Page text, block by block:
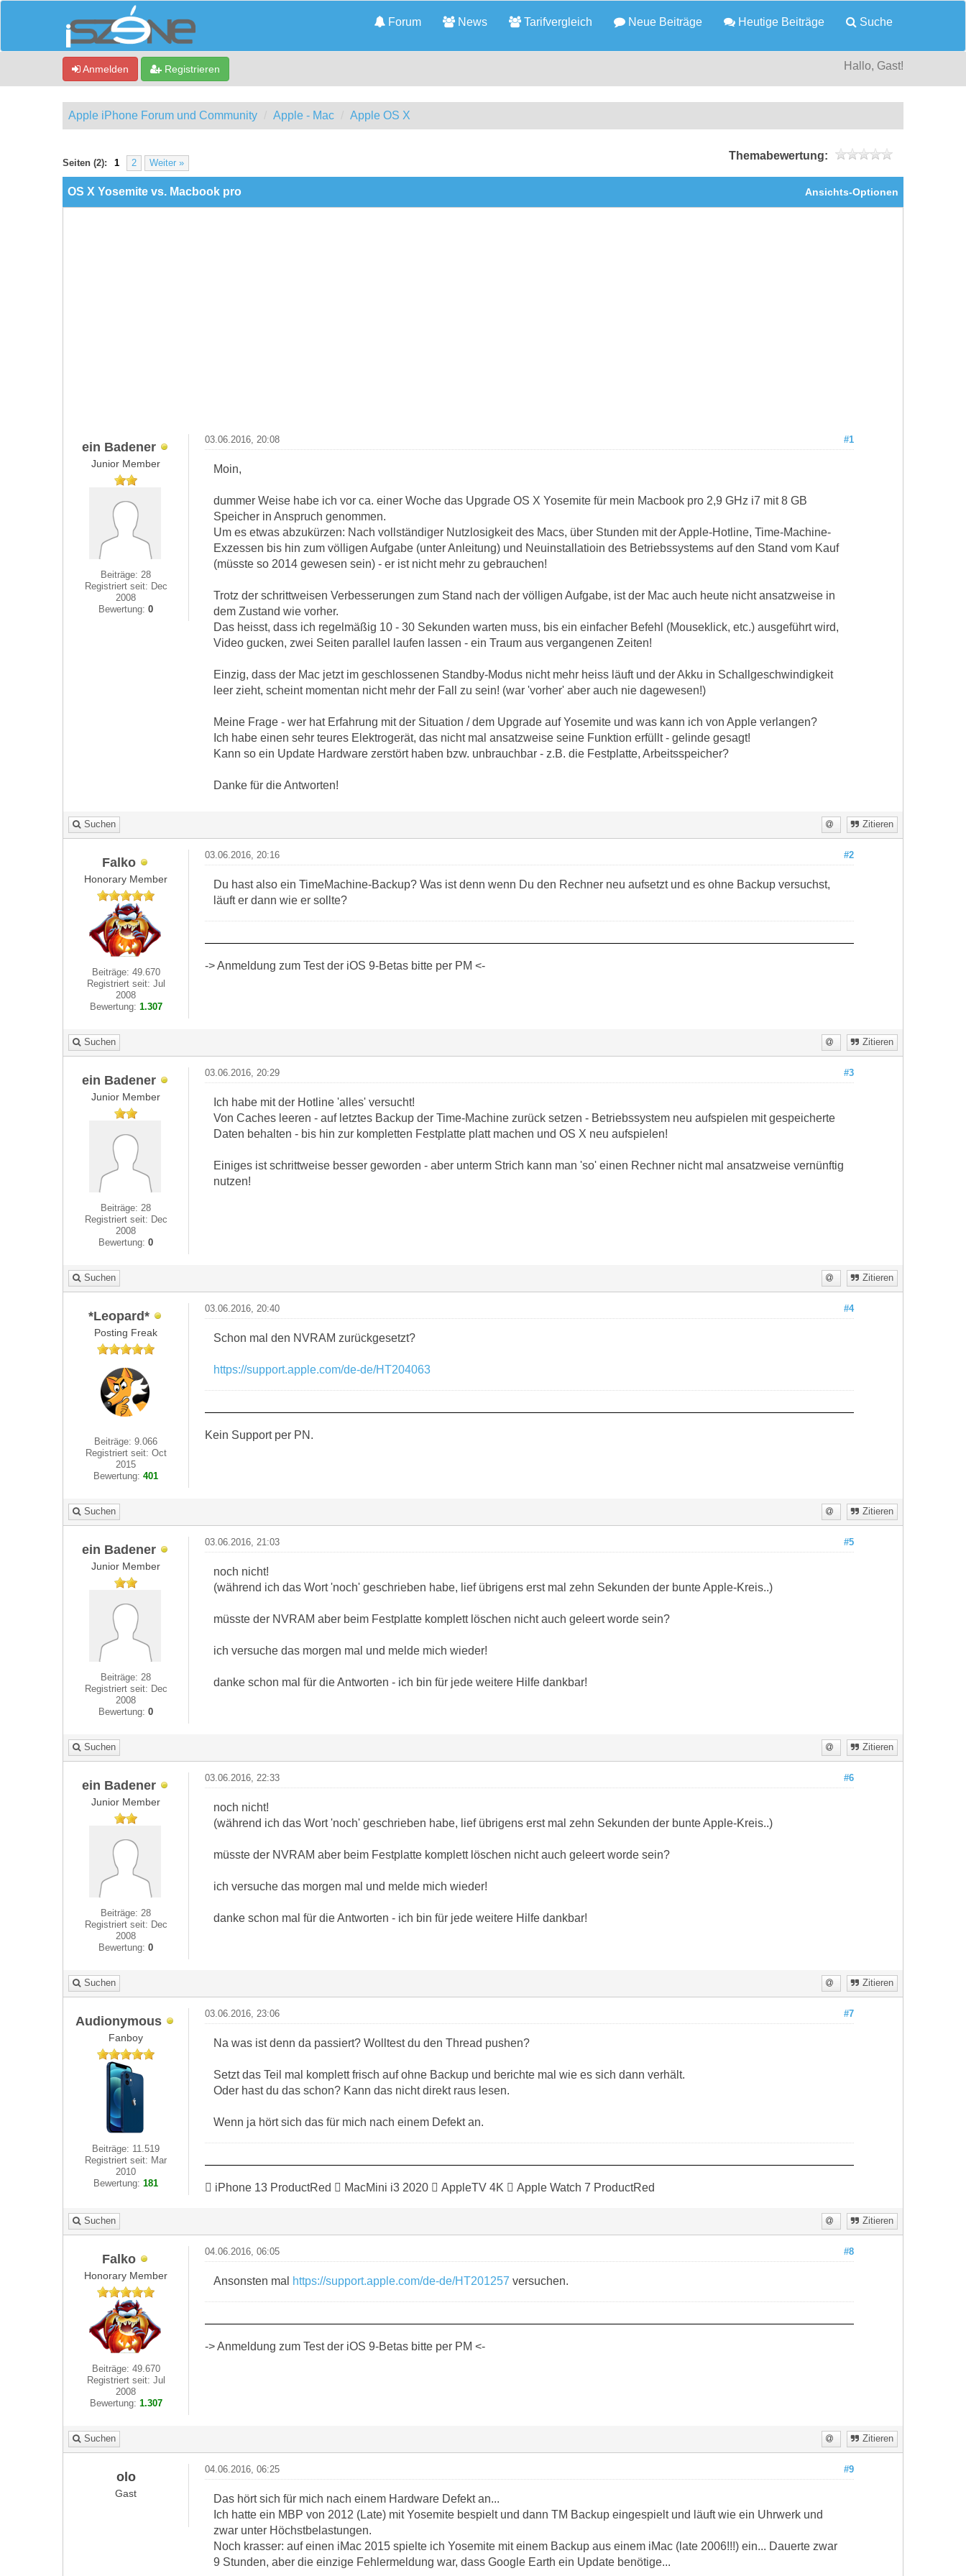
Forum News Tarifvergleich Neue Beiträge Heutige Beiträge Suche
Anmelden Registrieren Hallo, Gast!
Apple iPhone Forum und Community Apple - Mac Apple OS X
Seiten (2): 1 2 Weiter »
Themabewertung:
0 Bewertung(en) - 0 im Durchschnitt
Ansichts-Optionen
OS X Yosemite vs. Macbook pro
ein Badener
Junior Member
Beiträge: 28
Registriert seit: Dec
2008
Bewertung:0
#1
03.06.2016, 20:08
Moin,
dummer Weise habe ich vor ca. einer Woche das Upgrade OS X Yosemite für mein Macbook pro 2,9 GHz i7 mit 8 GB
Speicher in Anspruch genommen.
Um es etwas abzukürzen: Nach vollständiger Nutzlosigkeit des Macs, über Stunden mit der Apple-Hotline, Time-Machine-
Exzessen bis hin zum völligen Aufgabe (unter Anleitung) und Neuinstallatioin des Betriebssystems auf den Stand vom Kauf
(müsste so 2014 gewesen sein) - er ist nicht mehr zu gebrauchen!
Trotz der schrittweisen Verbesserungen zum Stand nach der völligen Aufgabe, ist der Mac auch heute nicht ansatzweise in
dem Zustand wie vorher.
Das heisst, dass ich regelmäßig 10 - 30 Sekunden warten muss, bis ein einfacher Befehl (Mouseklick, etc.) ausgeführt wird,
Video gucken, zwei Seiten parallel laufen lassen - ein Traum aus vergangenen Zeiten!
Einzig, dass der Mac jetzt im geschlossenen Standby-Modus nicht mehr heiss läuft und der Akku in Schallgeschwindigkeit
leer zieht, scheint momentan nicht mehr der Fall zu sein! (war 'vorher' aber auch nie dagewesen!)
Meine Frage - wer hat Erfahrung mit der Situation / dem Upgrade auf Yosemite und was kann ich von Apple verlangen?
Ich habe einen sehr teures Elektrogerät, das nicht mal ansatzweise seine Funktion erfüllt - gelinde gesagt!
Kann so ein Update Hardware zerstört haben bzw. unbrauchbar - z.B. die Festplatte, Arbeitsspeicher?
Danke für die Antworten!
Suchen Zitieren
Falko
Honorary Member
Beiträge: 49.670
Registriert seit: Jul
2008
Bewertung: 1.307
#2
03.06.2016, 20:16
Du hast also ein TimeMachine-Backup? Was ist denn wenn Du den Rechner neu aufsetzt und es ohne Backup versuchst,
läuft er dann wie er sollte?
-> Anmeldung zum Test der iOS 9-Betas bitte per PM <-
Suchen Zitieren
ein Badener
Junior Member
Beiträge: 28
Registriert seit: Dec
2008
Bewertung:0
#3
03.06.2016, 20:29
Ich habe mit der Hotline 'alles' versucht!
Von Caches leeren - auf letztes Backup der Time-Machine zurück setzen - Betriebssystem neu aufspielen mit gespeicherte
Daten behalten - bis hin zur kompletten Festplatte platt machen und OS X neu aufspielen!
Einiges ist schrittweise besser geworden - aber unterm Strich kann man 'so' einen Rechner nicht mal ansatzweise vernünftig
nutzen!
Suchen Zitieren
*Leopard*
Posting Freak
Beiträge: 9.066
Registriert seit: Oct
2015
Bewertung:401
#4
03.06.2016, 20:40
Schon mal den NVRAM zurückgesetzt?
https://support.apple.com/de-de/HT204063
Kein Support per PN.
Suchen Zitieren
ein Badener
Junior Member
Beiträge: 28
Registriert seit: Dec
2008
Bewertung:0
#5
03.06.2016, 21:03
noch nicht!
(während ich das Wort 'noch' geschrieben habe, lief übrigens erst mal zehn Sekunden der bunte Apple-Kreis..)
müsste der NVRAM aber beim Festplatte komplett löschen nicht auch geleert worde sein?
ich versuche das morgen mal und melde mich wieder!
danke schon mal für die Antworten - ich bin für jede weitere Hilfe dankbar!
Suchen Zitieren
ein Badener
Junior Member
Beiträge: 28
Registriert seit: Dec
2008
Bewertung:0
#6
03.06.2016, 22:33
noch nicht!
(während ich das Wort 'noch' geschrieben habe, lief übrigens erst mal zehn Sekunden der bunte Apple-Kreis..)
müsste der NVRAM aber beim Festplatte komplett löschen nicht auch geleert worde sein?
ich versuche das morgen mal und melde mich wieder!
danke schon mal für die Antworten - ich bin für jede weitere Hilfe dankbar!
Suchen Zitieren
Audionymous
Fanboy
Beiträge: 11.519
Registriert seit: Mar
2010
Bewertung:181
#7
03.06.2016, 23:06
Na was ist denn da passiert? Wolltest du den Thread pushen?
Setzt das Teil mal komplett frisch auf ohne Backup und berichte mal wie es sich dann verhält.
Oder hast du das schon? Kann das nicht direkt raus lesen.
Wenn ja hört sich das für mich nach einem Defekt an.
 iPhone 13 ProductRed  MacMini i3 2020  AppleTV 4K  Apple Watch 7 ProductRed
Suchen Zitieren
Falko
Honorary Member
Beiträge: 49.670
Registriert seit: Jul
2008
Bewertung: 1.307
#8
04.06.2016, 06:05
Ansonsten mal https://support.apple.com/de-de/HT201257 versuchen.
-> Anmeldung zum Test der iOS 9-Betas bitte per PM <-
Suchen Zitieren
olo
Gast
#9
04.06.2016, 06:25
Das hört sich für mich nach einem Hardware Defekt an...
Ich hatte ein MBP von 2012 (Late) mit Yosemite bespielt und dann TM Backup eingespielt und läuft wie ein Uhrwerk und
zwar unter Höchstbelastungen.
Noch krasser: auf einen iMac 2015 spielte ich Yosemite mit einem Backup aus einem iMac (late 2006!!!) ein... Dauerte zwar
9 Stunden, aber die einzige Fehlermeldung war, dass Google Earth ein Update benötige...